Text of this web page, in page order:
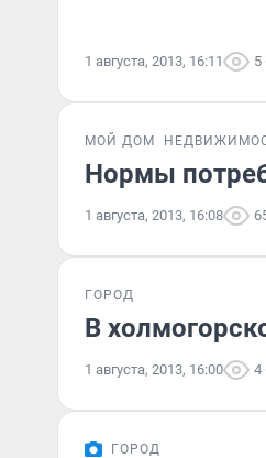
1 августа, 2013, 16:11 5
МОЙ ДОМ
Нормы
1 августа, 2013, 16:08
ГОРОД
В
1 августа, 2013, 16:00 4
ГОРОД